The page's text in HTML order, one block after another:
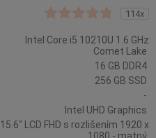
114x
Intel Core i5 10210U 1.6 GHz
Comet Lake
16 GB DDR4
256 GB SSD
-
Intel UHD Graphics
15.6" LCD FHD s rozlišením 1920 x